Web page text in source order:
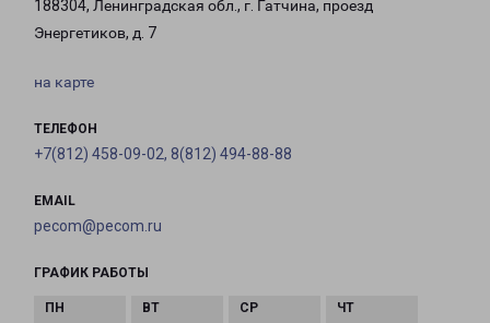
188304, Ленинградская обл., г. Гатчина, проезд
Энергетиков, д. 7
на карте
ТЕЛЕФОН
+7(812) 458-09-02, 8(812) 494-88-88
EMAIL
pecom@pecom.ru
ГРАФИК РАБОТЫ